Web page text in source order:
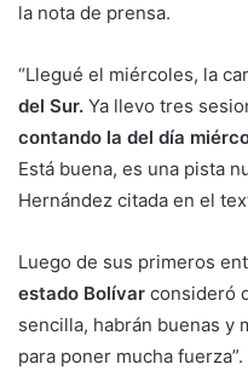
la nota de prensa.
“Llegué el miércoles, la
del Sur. Ya llevo tres
contando la del día
Está buena, es una pista
Hernández citada en el
Luego de sus primeros
estado Bolívar consideró
sencilla, habrán buenas y
para poner mucha fuerza”.